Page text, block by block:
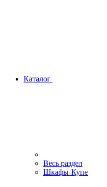
Каталог
Весь раздел
Шкафы-Купе